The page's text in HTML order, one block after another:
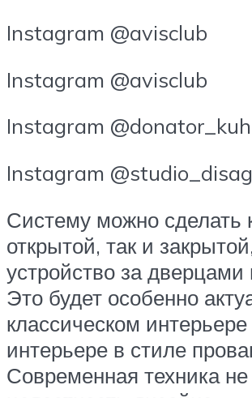
Instagram @avisclub
Instagram @avisclub
Instagram
Instagram
Систему можно сделать
открытой, так и
устройство за
Это будет особенно
классическом
интерьере в стиле
Современная техника